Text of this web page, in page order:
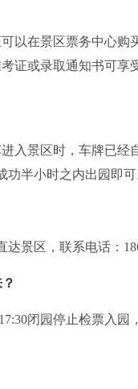
在景区票务中心购
证或录取通知书可享
景区时，车牌已经
半小时之内出园即可
景区，联系电话：
闭园停止检票入园